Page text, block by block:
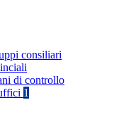
consiliari
di controllo
1